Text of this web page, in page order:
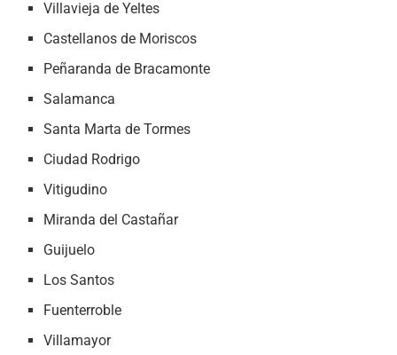
Villavieja de Yeltes
Castellanos de Moriscos
Peñaranda de Bracamonte
Salamanca
Santa Marta de Tormes
Ciudad Rodrigo
Vitigudino
Miranda del Castañar
Guijuelo
Los Santos
Fuenterroble
Villamayor